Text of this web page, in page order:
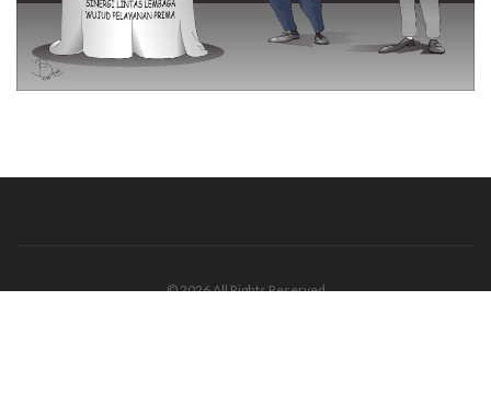
© 2026 All Rights Reserved